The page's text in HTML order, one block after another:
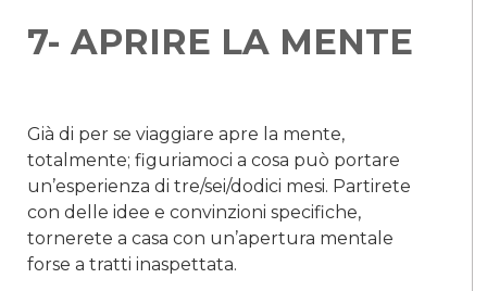
7- APRIRE LA MENTE
Già di per se viaggiare apre la mente,
totalmente; figuriamoci a cosa può portare
un’esperienza di tre/sei/dodici mesi. Partirete
con delle idee e convinzioni specifiche,
tornerete a casa con un’apertura mentale
forse a tratti inaspettata.